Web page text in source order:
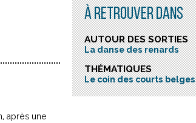
après une
À RETROUVER DANS
AUTOUR DES SORTIES
La danse des renards
THÉMATIQUES
Le coin des courts belges